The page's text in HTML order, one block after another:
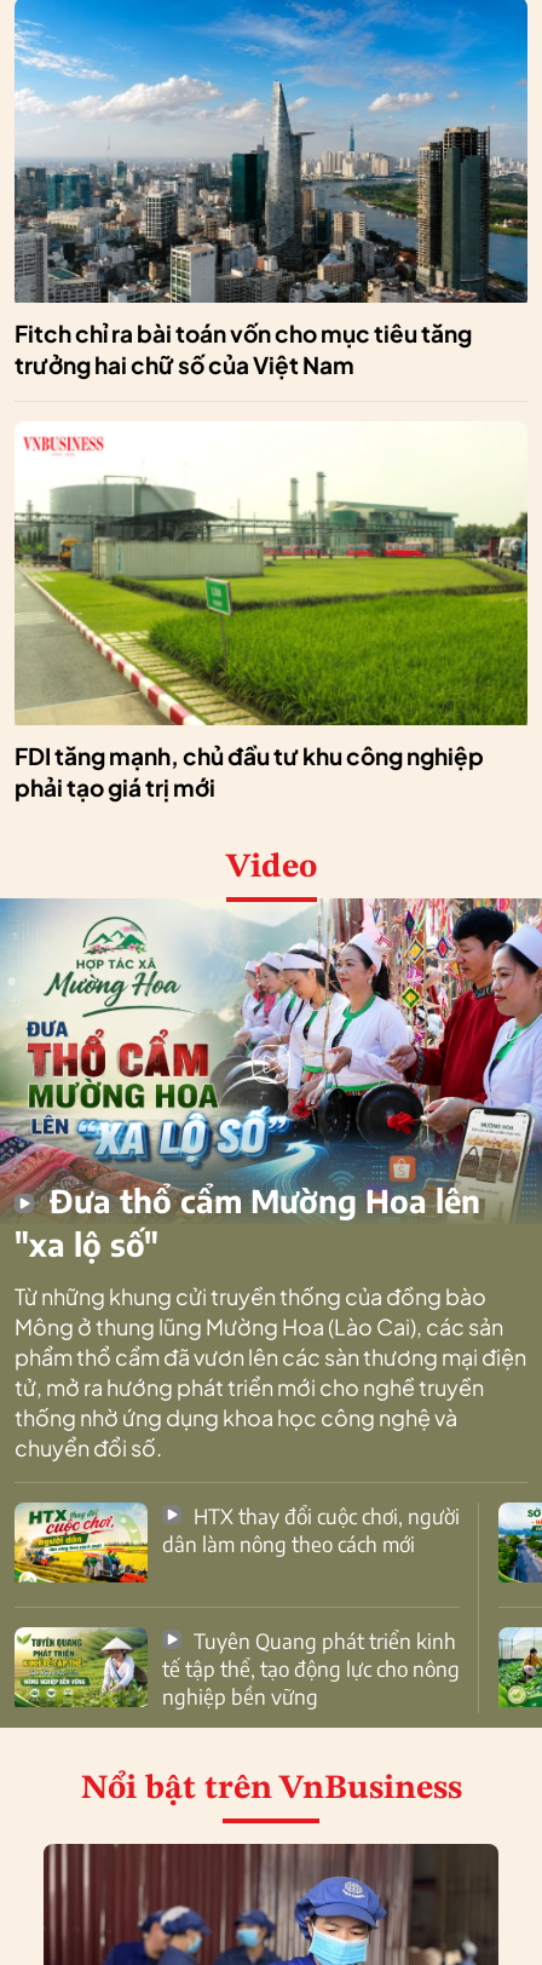
Fitch chỉ ra bài toán vốn cho mục tiêu tăng
trưởng hai chữ số của Việt Nam
FDI tăng mạnh, chủ đầu tư khu công nghiệp
phải tạo giá trị mới
Video
Đưa thổ cẩm Mường Hoa lên
"xa lộ số"
Từ những khung cửi truyền thống của đồng bào
Mông ở thung lũng Mường Hoa (Lào Cai), các sản
phẩm thổ cẩm đã vươn lên các sàn thương mại điện
tử, mở ra hướng phát triển mới cho nghề truyền
thống nhờ ứng dụng khoa học công nghệ và
chuyển đổi số.
dân làm nông theo cách mới
tế tập thể, tạo động lực cho nông
nghiệp bền vững
Nổi bật trên VnBusiness